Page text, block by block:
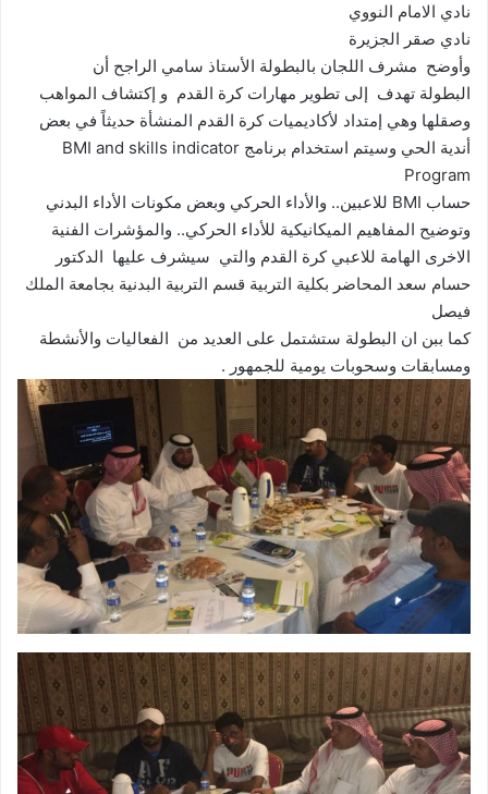
نادي الامام النووي
نادي صقر الجزيرة
وأوضح مشرف اللجان بالبطولة الأستاذ سامي الراجح أن
البطولة تهدف إلى تطوير مهارات كرة القدم و إكتشاف المواهب
وصقلها وهي إمتداد لأكاديميات كرة القدم المنشأة حديثاً في بعض
أندية الحي وسيتم استخدام برنامج BMI and skills indicator
Program
حساب BMI للاعبين.. والأداء الحركي وبعض مكونات الأداء البدني
وتوضيح المفاهيم الميكانيكية للأداء الحركي.. والمؤشرات الفنية
الاخرى الهامة للاعبي كرة القدم والتي سيشرف عليها الدكتور
حسام سعد المحاضر بكلية التربية قسم التربية البدنية بجامعة الملك
فيصل
كما ببن ان البطولة ستشتمل على العديد من الفعاليات والأنشطة
ومسابقات وسحوبات يومية للجمهور .